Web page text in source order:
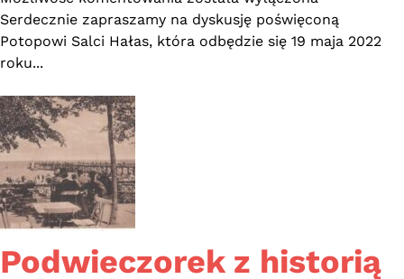
dla
dorosłych
Serdecznie zapraszamy na dyskusję poświęconą
Potopowi Salci Hałas, która odbędzie się 19 maja 2022
roku...
Podwieczorek z historią